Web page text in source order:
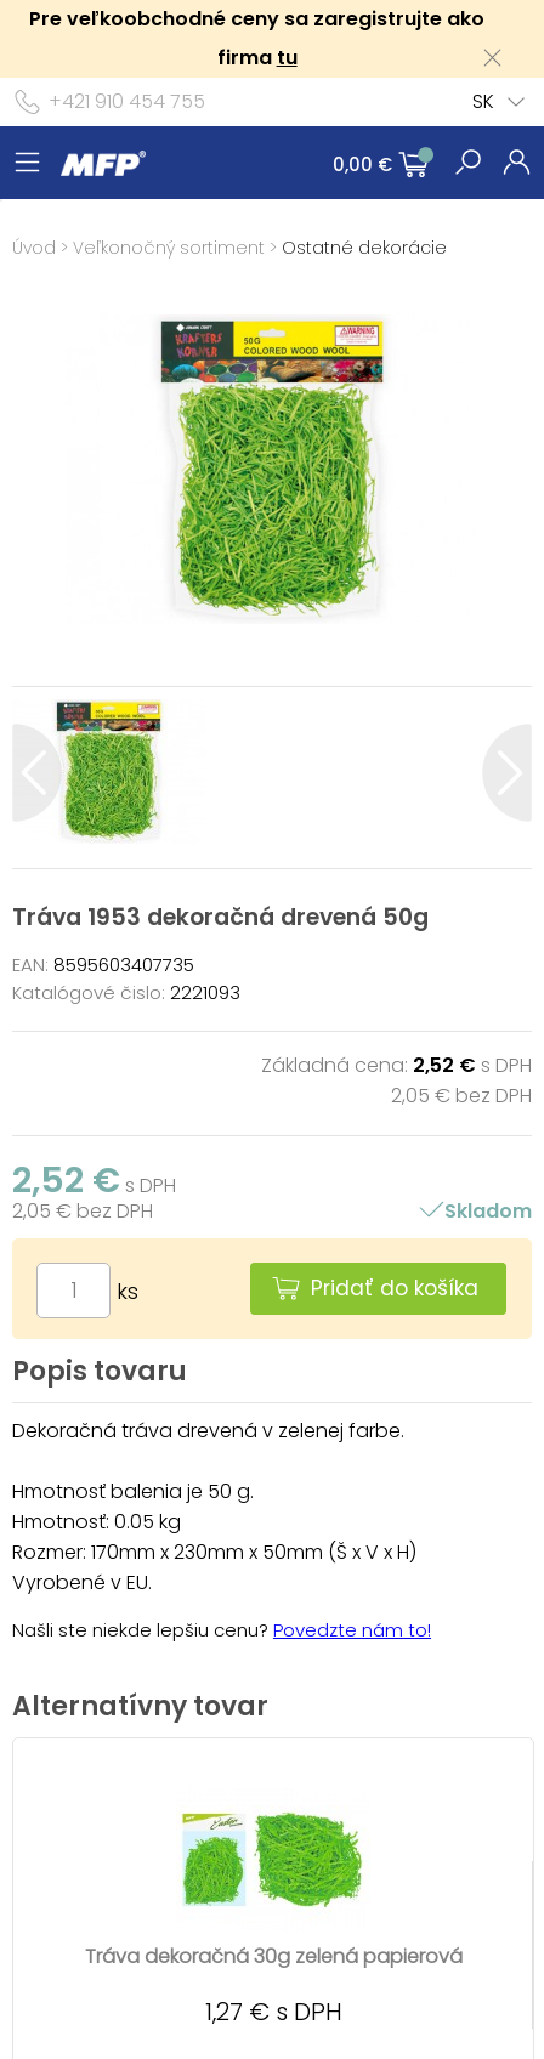
Pre veľkoobchodné ceny sa zaregistrujte ako
firma tu
+421 910 454 755
SK
0,00 €
Úvod > Veľkonočný sortiment > Ostatné dekorácie
Tráva 1953 dekoračná drevená 50g
EAN: 8595603407735
Katalógové čislo: 2221093
Základná cena: 2,52 € s DPH
2,05 € bez DPH
2,52 € s DPH
2,05 € bez DPH
Skladom
ks Pridať do košíka
Popis tovaru
Dekoračná tráva drevená v zelenej farbe.
Hmotnosť balenia je 50 g.
Hmotnosť: 0.05 kg
Rozmer: 170mm x 230mm x 50mm (Š x V x H)
Vyrobené v EU.
Našli ste niekde lepšiu cenu? Povedzte nám to!
Alternatívny tovar
Tráva dekoračná 30g zelená papierová
1,27 € s DPH